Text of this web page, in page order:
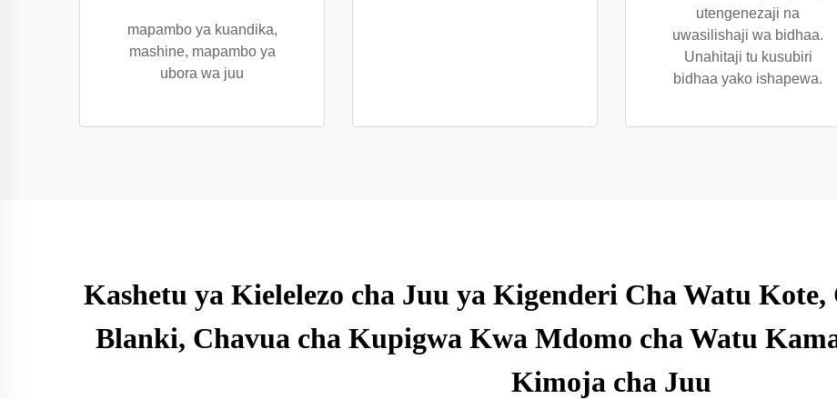
mapambo ya kuandika,
mashine, mapambo ya
ubora wa juu
utengenezaji na
uwasilishaji wa bidhaa.
Unahitaji tu kusubiri
bidhaa yako ishapewa.
Kashetu ya Kielelezo cha Juu ya Kigenderi Cha Watu
Blanki, Chavua cha Kupigwa Kwa Mdomo cha Watu
Kimoja cha Juu